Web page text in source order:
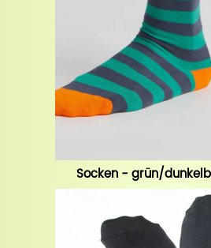
Socken - grün/